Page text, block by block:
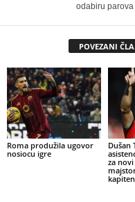
odabiru
POVEZANI
Roma produžila ugovor
nosiocu igre
Dušan
za